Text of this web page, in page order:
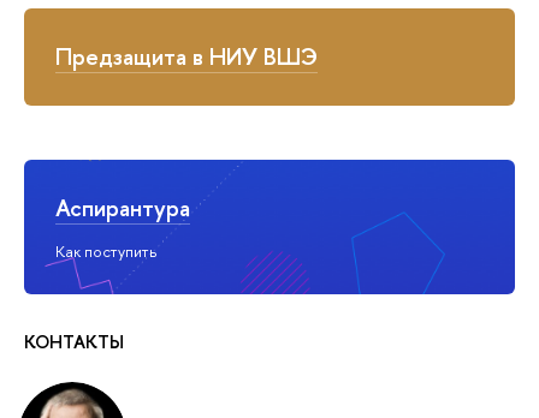
Предзащита в НИУ ВШЭ
Аспирантура
Как поступить
КОНТАКТЫ